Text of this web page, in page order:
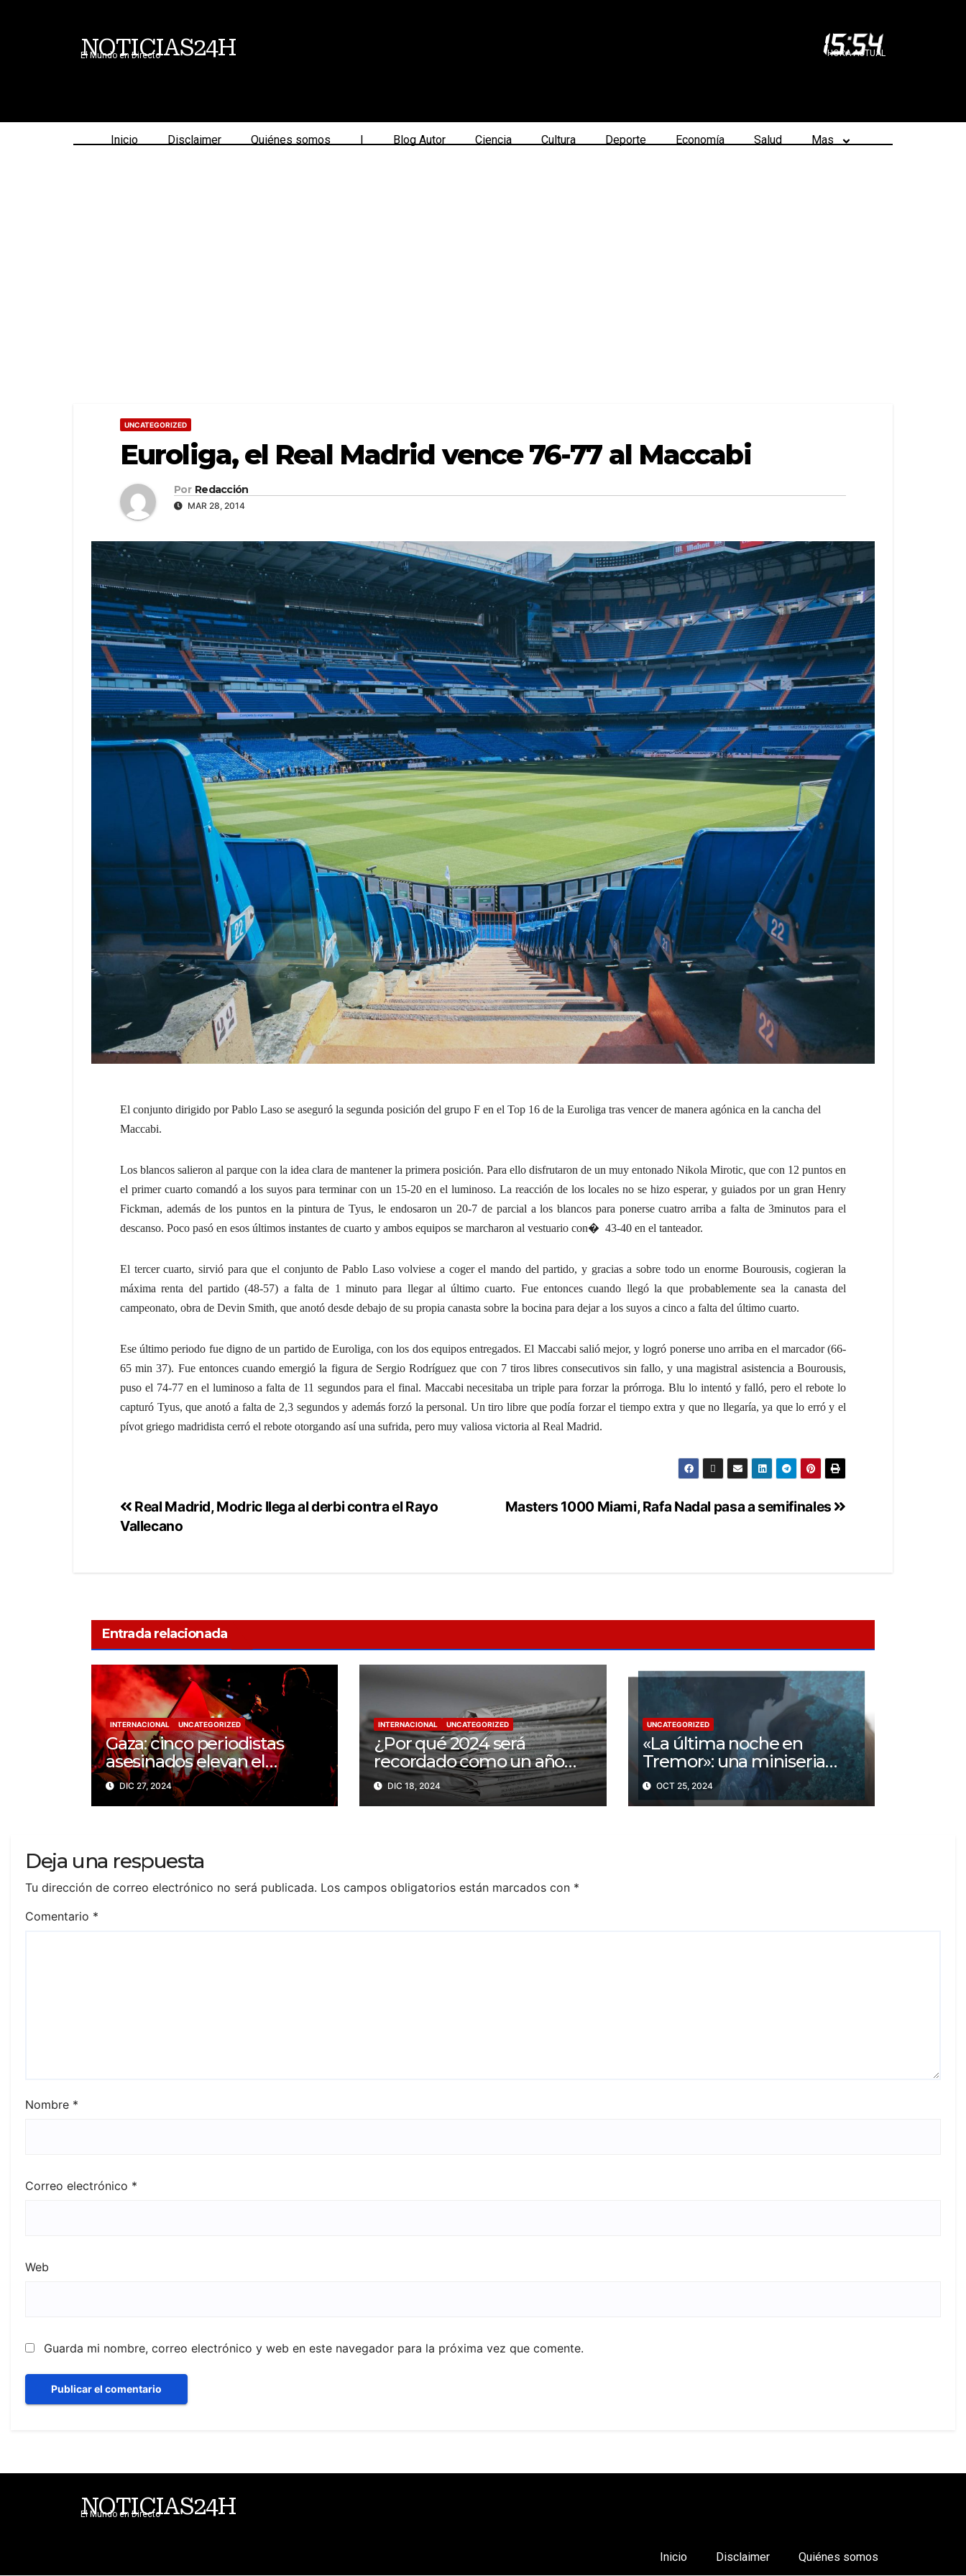
NOTICIAS24H
El Mundo en Directo 15:54
HORA ACTUAL
Inicio Disclaimer Quiénes somos | Blog Autor Ciencia Cultura Deporte Economía Salud Mas
UNCATEGORIZED
Euroliga, el Real Madrid vence 76-77 al Maccabi
Por Redacción
MAR 28, 2014
El conjunto dirigido por Pablo Laso se aseguró la segunda posición del grupo F en el Top 16 de la Euroliga tras vencer de manera agónica en la cancha del
Maccabi.
Los blancos salieron al parque con la idea clara de mantener la primera posición. Para ello disfrutaron de un muy entonado Nikola Mirotic, que con 12 puntos en
el primer cuarto comandó a los suyos para terminar con un 15-20 en el luminoso. La reacción de los locales no se hizo esperar, y guiados por un gran Henry
Fickman, además de los puntos en la pintura de Tyus, le endosaron un 20-7 de parcial a los blancos para ponerse cuatro arriba a falta de 3minutos para el
descanso. Poco pasó en esos últimos instantes de cuarto y ambos equipos se marcharon al vestuario con� 43-40 en el tanteador.
El tercer cuarto, sirvió para que el conjunto de Pablo Laso volviese a coger el mando del partido, y gracias a sobre todo un enorme Bourousis, cogieran la
máxima renta del partido (48-57) a falta de 1 minuto para llegar al último cuarto. Fue entonces cuando llegó la que probablemente sea la canasta del
campeonato, obra de Devin Smith, que anotó desde debajo de su propia canasta sobre la bocina para dejar a los suyos a cinco a falta del último cuarto.
Ese último periodo fue digno de un partido de Euroliga, con los dos equipos entregados. El Maccabi salió mejor, y logró ponerse uno arriba en el marcador (66-
65 min 37). Fue entonces cuando emergió la figura de Sergio Rodríguez que con 7 tiros libres consecutivos sin fallo, y una magistral asistencia a Bourousis,
puso el 74-77 en el luminoso a falta de 11 segundos para el final. Maccabi necesitaba un triple para forzar la prórroga. Blu lo intentó y falló, pero el rebote lo
capturó Tyus, que anotó a falta de 2,3 segundos y además forzó la personal. Un tiro libre que podía forzar el tiempo extra y que no llegaría, ya que lo erró y el
pívot griego madridista cerró el rebote otorgando así una sufrida, pero muy valiosa victoria al Real Madrid.
Masters 1000 Miami, Rafa Nadal pasa a semifinales
Real Madrid, Modric llega al derbi contra el Rayo
Vallecano
Entrada relacionada
INTERNACIONAL UNCATEGORIZED
Gaza: cinco periodistas
asesinados elevan el
balance a 200 trabajadores
de la prensa muertos en
DIC 27, 2024
INTERNACIONAL UNCATEGORIZED
¿Por qué 2024 será
recordado como un año
trágico para la libertad de
prensa? Un tercio de los
DIC 18, 2024
UNCATEGORIZED
«La última noche en
Tremor»: una miniseria
psicológica ¿Cuál es su
trama?
OCT 25, 2024
Deja una respuesta
Tu dirección de correo electrónico no será publicada. Los campos obligatorios están marcados con *
Comentario *
Nombre *
Correo electrónico *
Web
Guarda mi nombre, correo electrónico y web en este navegador para la próxima vez que comente.
NOTICIAS24H
El Mundo en Directo
Inicio Disclaimer Quiénes somos